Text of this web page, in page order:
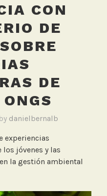
CON
DE
DE
by danielbernalb
experiencias
jóvenes y las
la gestión ambiental